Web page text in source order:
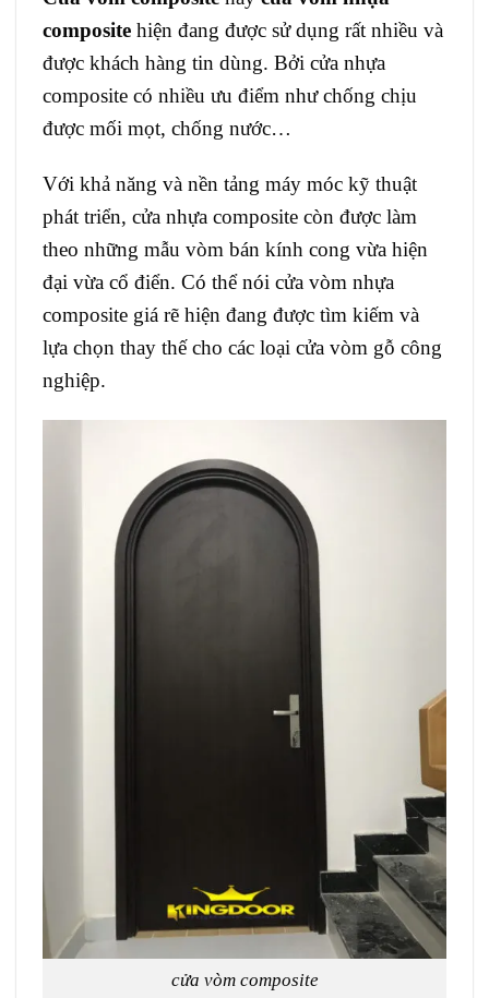
composite hiện đang được sử dụng rất nhiều và
được khách hàng tin dùng. Bởi cửa nhựa
composite có nhiều ưu điểm như chống chịu
được mối mọt, chống nước…
Với khả năng và nền tảng máy móc kỹ thuật
phát triển, cửa nhựa composite còn được làm
theo những mẫu vòm bán kính cong vừa hiện
đại vừa cổ điển. Có thể nói cửa vòm nhựa
composite giá rẽ hiện đang được tìm kiếm và
lựa chọn thay thế cho các loại cửa vòm gỗ công
nghiệp.
cửa vòm composite